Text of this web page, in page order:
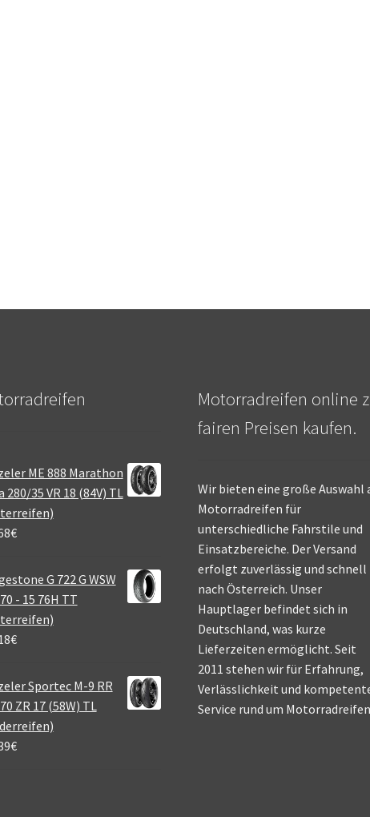
ME 888 Marathon
280/35 VR 18 (84V) TL
€
G 722 G WSW
- 15 76H TT
€
Sportec M-9 RR
ZR 17 (58W) TL
€
Motorradreifen online
fairen Preisen kaufen.
Wir bieten eine große Auswahl
Motorradreifen für
unterschiedliche Fahrstile und
Einsatzbereiche. Der Versand
erfolgt zuverlässig und schnell
nach Österreich. Unser
Hauptlager befindet sich in
Deutschland, was kurze
Lieferzeiten ermöglicht. Seit
2011 stehen wir für Erfahrung,
Verlässlichkeit und
Service rund um